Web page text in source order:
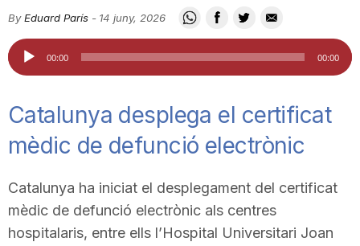
i
t
By Eduard París - 14 juny, 2026
Reproductor
d'àudio
00:00 00:00
Catalunya desplega el certificat
mèdic de defunció electrònic
Catalunya ha iniciat el desplegament del certificat
mèdic de defunció electrònic als centres
hospitalaris, entre ells l’Hospital Universitari Joan